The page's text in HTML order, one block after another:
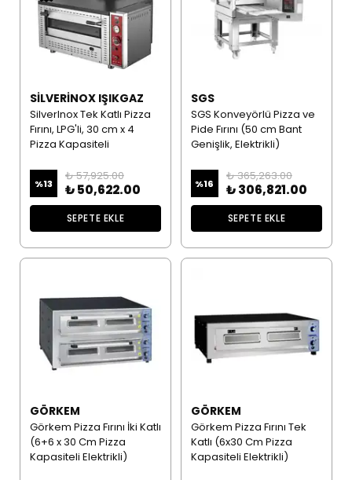
SILVERINOX IŞIKGAZ
SilverInox Tek Katlı Pizza
Fırını, LPG'li, 30 cm x 4
Pizza Kapasiteli
%13
₺ 57,925.00
₺ 50,622.00
SEPETE EKLE
SGS
SGS Konveyörlü Pizza ve
Pide Fırını (50 cm Bant
Genişlik, Elektrikli)
%16
₺ 365,263.00
₺ 306,821.00
SEPETE EKLE
GÖRKEM
Görkem Pizza Fırını İki Katlı
(6+6 x 30 Cm Pizza
Kapasiteli Elektrikli)
GÖRKEM
Görkem Pizza Fırını Tek
Katlı (6x30 Cm Pizza
Kapasiteli Elektrikli)